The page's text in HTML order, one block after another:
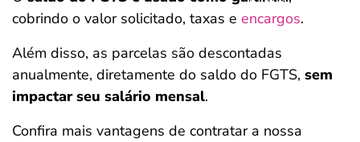
cobrindo o valor solicitado, taxas e encargos.
Além disso, as parcelas são descontadas
anualmente, diretamente do saldo do FGTS, sem
impactar seu salário mensal.
Confira mais vantagens de contratar a nossa